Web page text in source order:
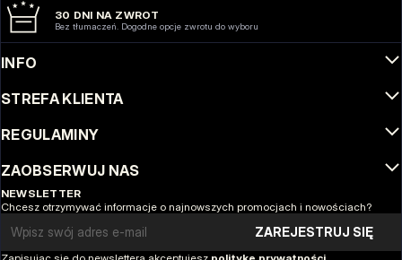
30 DNI NA ZWROT
Bez tłumaczeń. Dogodne opcje zwrotu do wyboru
INFO
STREFA KLIENTA
REGULAMINY
ZAOBSERWUJ NAS
NEWSLETTER
Chcesz otrzymywać informacje o najnowszych promocjach i nowościach?
Email address
ZAREJESTRUJ SIĘ